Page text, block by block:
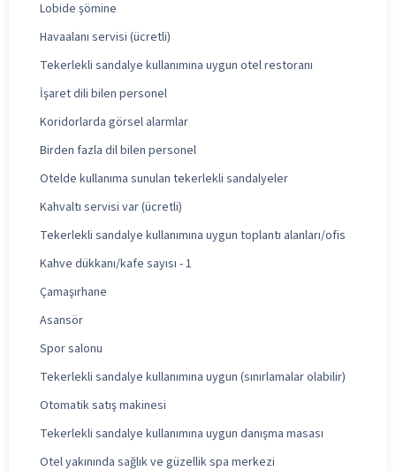
Lobide şömine
Havaalanı servisi (ücretli)
Tekerlekli sandalye kullanımına uygun otel restoranı
İşaret dili bilen personel
Koridorlarda görsel alarmlar
Birden fazla dil bilen personel
Otelde kullanıma sunulan tekerlekli sandalyeler
Kahvaltı servisi var (ücretli)
Tekerlekli sandalye kullanımına uygun toplantı alanları/ofis
Kahve dükkanı/kafe sayısı - 1
Çamaşırhane
Asansör
Spor salonu
Tekerlekli sandalye kullanımına uygun (sınırlamalar olabilir)
Otomatik satış makinesi
Tekerlekli sandalye kullanımına uygun danışma masası
Otel yakınında sağlık ve güzellik spa merkezi